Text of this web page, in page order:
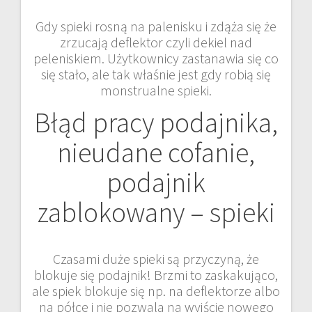
Gdy spieki rosną na palenisku i zdąża się że
zrzucają deflektor czyli dekiel nad
peleniskiem. Użytkownicy zastanawia się co
się stało, ale tak właśnie jest gdy robią się
monstrualne spieki.
Błąd pracy podajnika,
nieudane cofanie,
podajnik
zablokowany – spieki
Czasami duże spieki są przyczyną, że
blokuje się podajnik! Brzmi to zaskakująco,
ale spiek blokuje się np. na deflektorze albo
na półce i nie pozwala na wyjście nowego